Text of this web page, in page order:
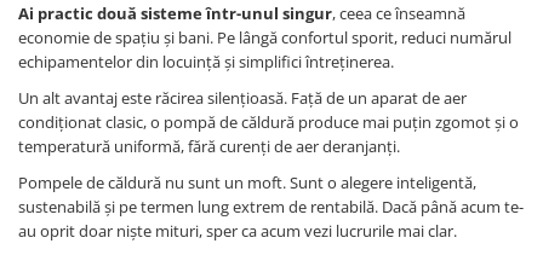
Ai practic două sisteme într-unul singur, ceea ce înseamnă
economie de spațiu și bani. Pe lângă confortul sporit, reduci numărul
echipamentelor din locuință și simplifici întreținerea.
Un alt avantaj este răcirea silențioasă. Față de un aparat de aer
condiționat clasic, o pompă de căldură produce mai puțin zgomot și o
temperatură uniformă, fără curenți de aer deranjanți.
Pompele de căldură nu sunt un moft. Sunt o alegere inteligentă,
sustenabilă și pe termen lung extrem de rentabilă. Dacă până acum te-
au oprit doar niște mituri, sper ca acum vezi lucrurile mai clar.